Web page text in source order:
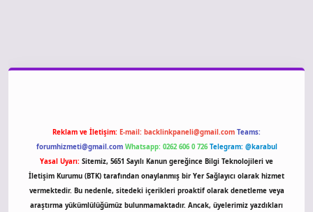
Reklam ve İletişim: E-mail: backlinkpaneli@gmail.com Teams:
forumhizmeti@gmail.com Whatsapp: 0262 606 0 726 Telegram: @karabul
Yasal Uyarı: Sitemiz, 5651 Sayılı Kanun gereğince Bilgi Teknolojileri ve
İletişim Kurumu (BTK) tarafından onaylanmış bir Yer Sağlayıcı olarak hizmet
vermektedir. Bu nedenle, sitedeki içerikleri proaktif olarak denetleme veya
araştırma yükümlülüğümüz bulunmamaktadır. Ancak, üyelerimiz yazdıkları